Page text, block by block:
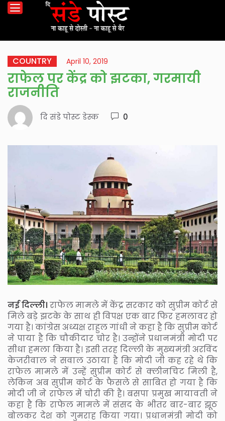
COUNTRY April 10, 2019
राफेल पर केंद्र को झटका, गरमायी
राजनीति
दि संडे पोस्ट डेस्क 0
नई दिल्ली। राफेल मामले में केंद्र सरकार को सुप्रीम कोर्ट से
मिले बड़े झटके के साथ ही विपक्ष एक बार फिर हमलावर हो
गया है। कांग्रेस अध्यक्ष राहुल गांधी ने कहा है कि सुप्रीम कोर्ट
ने पाया है कि चौकीदार चोर है। उन्होंने प्रधानमंत्री मोदी पर
सीधा हमला किया है। इसी तरह दिल्ली के मुख्यमंत्री अरविंद
केजरीवाल ने सवाल उठाया है कि मोदी जी कह रहे थे कि
राफेल मामले में उन्हें सुप्रीम कोर्ट से क्लीनचिट मिली है,
लेकिन अब सुप्रीम कोर्ट के फैसले से साबित हो गया है कि
मोदी जी ने राफेल में चोरी की है। बसपा प्रमुख मायावती ने
कहा है कि राफेल मामले में संसद के भीतर बार-बार झूठ
बोलकर देश को गुमराह किया गया। प्रधानमंत्री मोदी को